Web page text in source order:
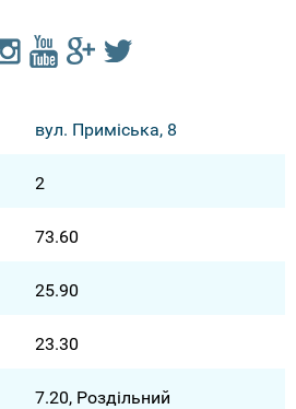
вул. Приміська, 8
2
73.60
25.90
23.30
7.20, Роздільний